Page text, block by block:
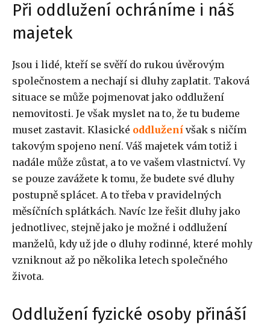
Při oddlužení ochráníme i náš
majetek
Jsou i lidé, kteří se svěří do rukou úvěrovým
společnostem a nechají si dluhy zaplatit. Taková
situace se může pojmenovat jako oddlužení
nemovitosti. Je však myslet na to, že tu budeme
muset zastavit. Klasické oddlužení však s ničím
takovým spojeno není. Váš majetek vám totiž i
nadále může zůstat, a to ve vašem vlastnictví. Vy
se pouze zavážete k tomu, že budete své dluhy
postupně splácet. A to třeba v pravidelných
měsíčních splátkách. Navíc lze řešit dluhy jako
jednotlivec, stejně jako je možné i oddlužení
manželů, kdy už jde o dluhy rodinné, které mohly
vzniknout až po několika letech společného
života.
Oddlužení fyzické osoby přináší